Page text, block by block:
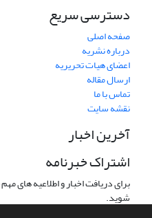
دسترسی سریع
صفحه اصلی
درباره نشریه
اعضای هیات تحریریه
ارسال مقاله
تماس با ما
نقشه سایت
آخرین اخبار
اشتراک خبرنامه
برای دریافت اخبار و اطلاعیه های
شوید.